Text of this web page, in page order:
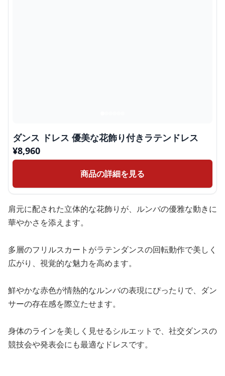
ダンス ドレス 優美な花飾り付きラテンドレス
¥8,960
商品の詳細を見る
肩元に配された立体的な花飾りが、ルンバの優雅な動きに
華やかさを添えます。
多層のフリルスカートがラテンダンスの回転動作で美しく
広がり、視覚的な魅力を高めます。
鮮やかな赤色が情熱的なルンバの表現にぴったりで、ダン
サーの存在感を際立たせます。
身体のラインを美しく見せるシルエットで、社交ダンスの
競技会や発表会にも最適なドレスです。